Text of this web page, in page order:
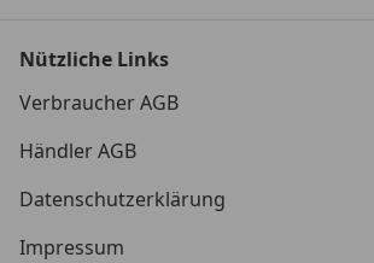
Nützliche Links
Verbraucher AGB
Händler AGB
Datenschutzerklärung
Impressum